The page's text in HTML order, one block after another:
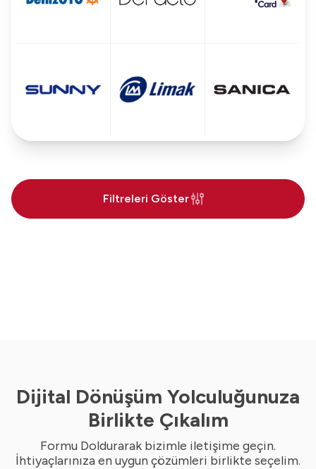
Filtreleri Göster
Dijital Dönüşüm Yolculuğunuza
Birlikte Çıkalım
Formu Doldurarak bizimle iletişime geçin.
İhtiyaçlarınıza en uygun çözümleri birlikte seçelim.